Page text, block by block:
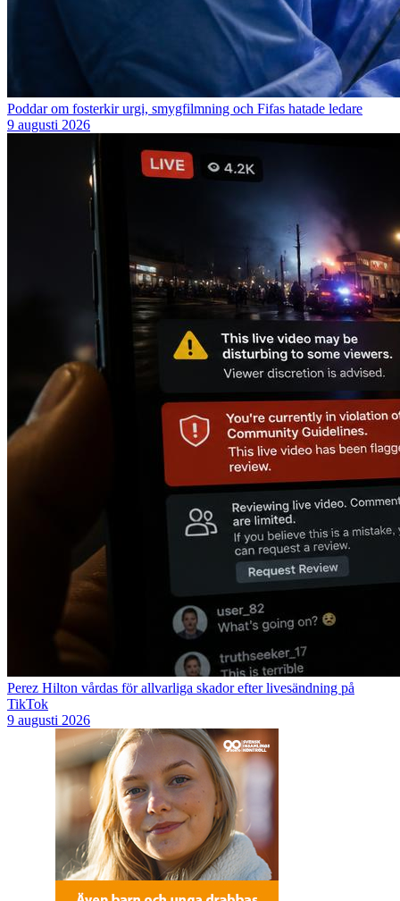
Poddar om fosterkir urgi, smygfilmning och Fifas hatade ledare
9 augusti 2026
Perez Hilton vårdas för allvarliga skador efter livesändning på
TikTok
9 augusti 2026